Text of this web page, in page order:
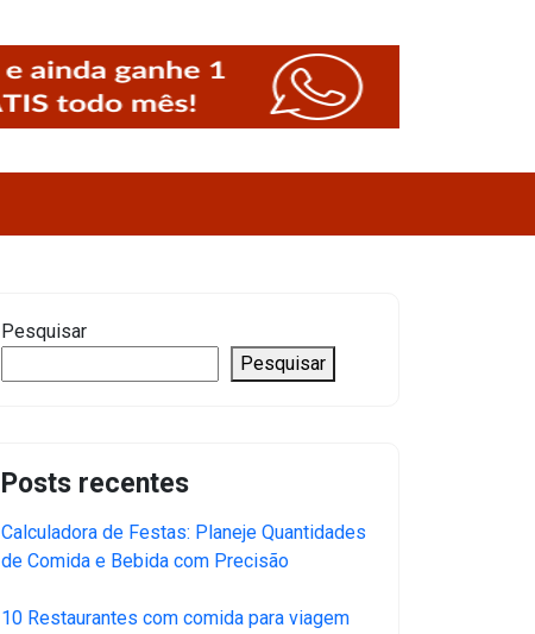
Pesquisar
Pesquisar
Posts recentes
Calculadora de Festas: Planeje Quantidades
de Comida e Bebida com Precisão
10 Restaurantes com comida para viagem